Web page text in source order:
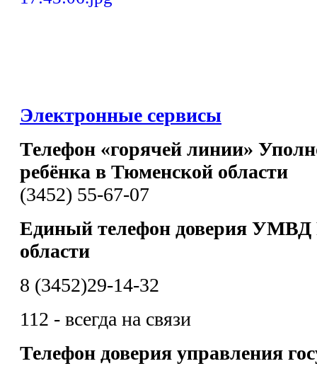
Электронные сервисы
Телефон «горячей линии»
ребёнка в Тюменской области
(3452) 55-67-07
Единый телефон доверия УМВД
области
8 (3452)29-14-32
112 - всегда на связи
Телефон доверия управления